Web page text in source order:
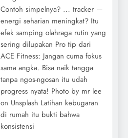
Contoh simpelnya? ... tracker —
energi seharian meningkat? Itu
efek samping olahraga rutin yang
sering dilupakan Pro tip dari
ACE Fitness: Jangan cuma fokus
sama angka. Bisa naik tangga
tanpa ngos-ngosan itu udah
progress nyata! Photo by mr lee
on Unsplash Latihan kebugaran
di rumah itu bukti bahwa
konsistensi